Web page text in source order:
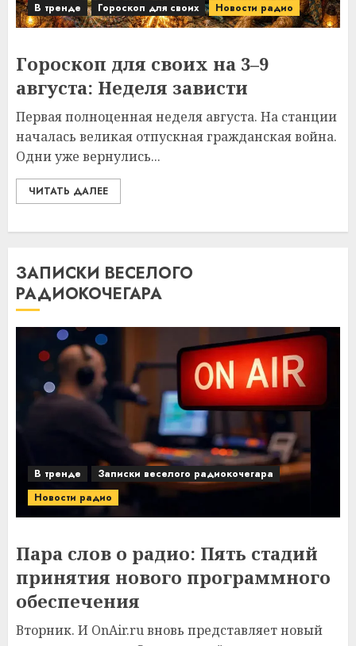
В тренде Гороскоп для своих Новости радио
Гороскоп для своих на 3–9
августа: Неделя зависти
Первая полноценная неделя августа. На станции
началась великая отпускная гражданская война.
Одни уже вернулись...
ЧИТАТЬ ДАЛЕЕ
ЗАПИСКИ ВЕСЕЛОГО
РАДИОКОЧЕГАРА
В тренде
Записки веселого радиокочегара
Новости радио
Пара слов о радио: Пять стадий
принятия нового программного
обеспечения
Вторник. И OnAir.ru вновь представляет новый